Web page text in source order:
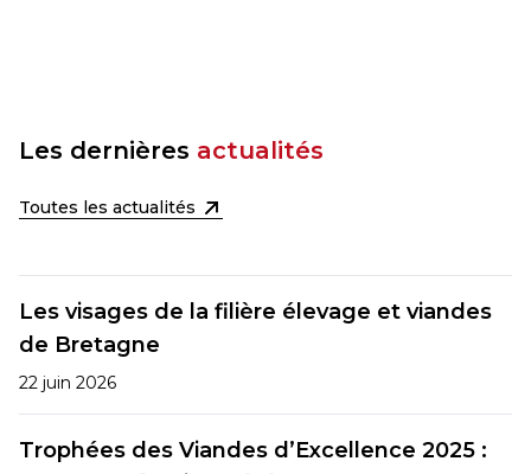
Les dernières actualités
Toutes les actualités
Les visages de la filière élevage et viandes
de Bretagne
22 juin 2026
Trophées des Viandes d’Excellence 2025 :